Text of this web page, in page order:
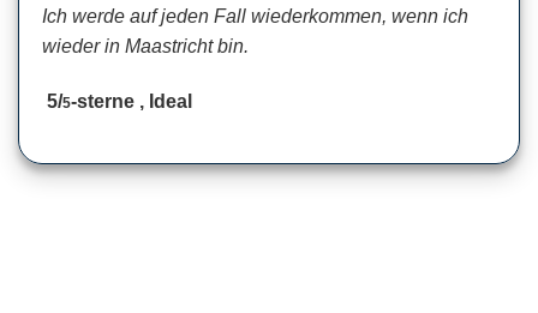
Ich werde auf jeden Fall wiederkommen, wenn ich
wieder in Maastricht bin.
5/5-sterne , Ideal